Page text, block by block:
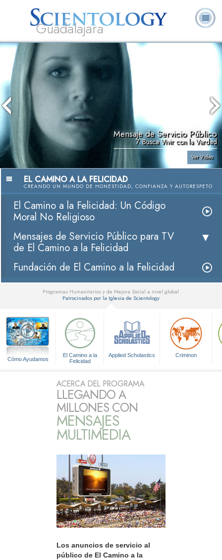
Guadalajara
L. Ronald
Hubbard
Ministros
Voluntarios
Libros
Mensaje de Servicio Público
7. Busca Vivir con la Verdad
Ver Video
EL CAMINO A LA FELICIDAD
CREANDO UN MUNDO DE HONESTIDAD, CONFIANZA Y AUTORESPETO
El Camino a la Felicidad: Un Código
Moral No Religioso
Mensajes de Servicio Público para TV
de El Camino a la Felicidad
Fundación de El Camino a la Felicidad
Programas Humanitarios y de Mejora Social a nivel global
Patrocinados por la Iglesia de Scientology
Cómo Ayudamos
El Camino a la
Felicidad
Applied Scholastics Criminon
ACERCA DEL PROGRAMA
LLEGANDO A
MILLONES CON
MENSAJES
MULTIMEDIA
Los anuncios de servicio al
público de El Camino a la